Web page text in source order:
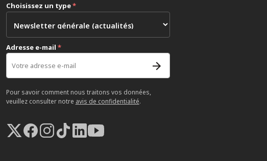
Choisissez un type*
Adresse e-mail *
Pour savoir comment nous traitons vos données,
veuillez consulter notre avis de confidentialité.